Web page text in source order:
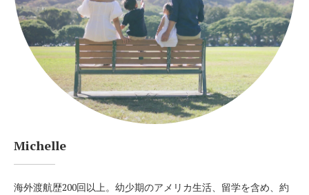
Michelle
海外渡航歴200回以上。幼少期のアメリカ生活、留学を含め、約